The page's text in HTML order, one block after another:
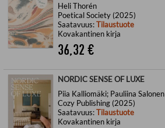
Heli Thorén
Poetical Society (2025)
Saatavuus:Tilaustuote
Kovakantinen kirja
36,32 €
NORDIC SENSE OF LUXE
Piia Kalliomäki; Pauliina Salonen
Cozy Publishing (2025)
Saatavuus:Tilaustuote
Kovakantinen kirja